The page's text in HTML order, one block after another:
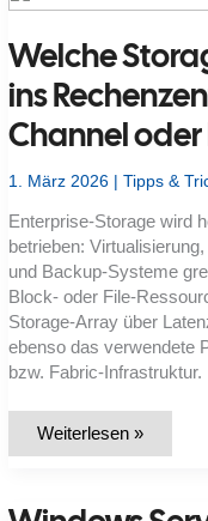
Welche
ins
Channel
1. März 2026 |Tipps &
Enterprise-Storage wird
betrieben:
und Backup-Systeme
Block- oder File-
Storage-Array über
ebenso das verwendete
bzw. Fabric-Infrastruktur.
Welche
Rechenzentrum:
Weiterlesen »